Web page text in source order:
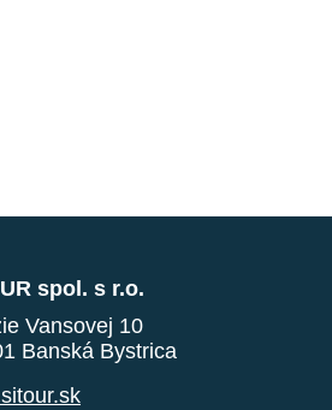
spol. s r.o.
Vansovej 10
Banská Bystrica